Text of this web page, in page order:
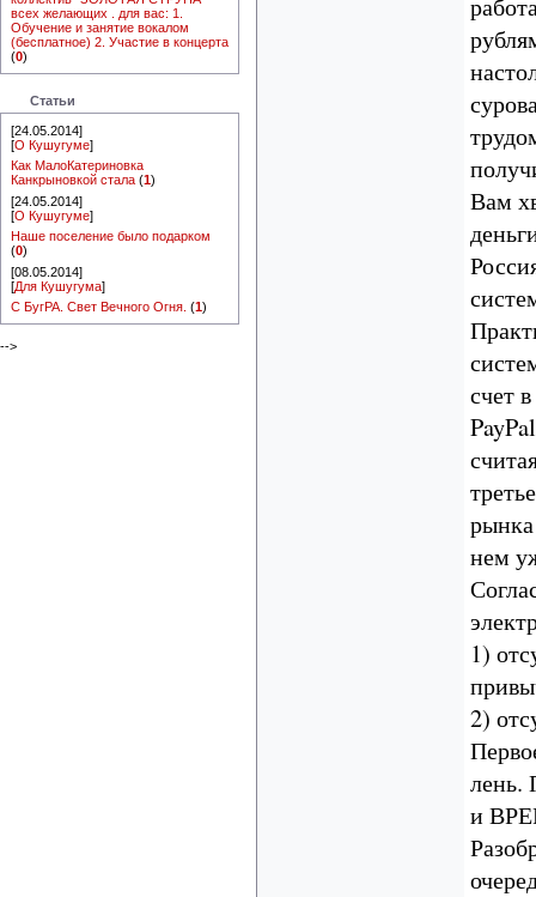
всех желающих . для вас: 1.
Обучение и занятие вокалом
(бесплатное) 2. Участие в концерта
(0)
Статьи
[24.05.2014]
[О Кушугуме]
Как МалоКатериновка
Канкрыновкой стала (1)
[24.05.2014]
[О Кушугуме]
Наше поселение было подарком
(0)
[08.05.2014]
[Для Кушугума]
С БугРА. Свет Вечного Огня. (1)
-->
Вам
счет
нем
1)
2)
лень.
и